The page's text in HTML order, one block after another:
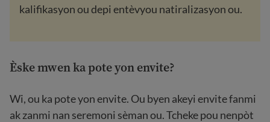
kalifikasyon ou depi entèvyou natiralizasyon ou.
Èske mwen ka pote yon envite?
Wi, ou ka pote yon envite. Ou byen akeyi envite fanmi
ak zanmi nan seremoni sèman ou. Tcheke pou nenpòt